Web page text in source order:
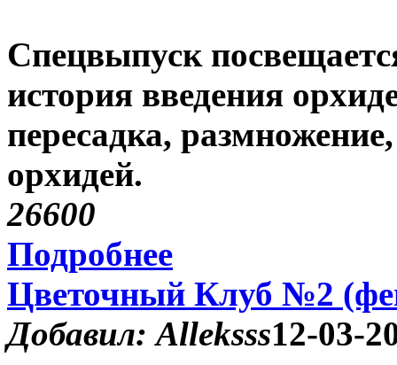
Спецвыпуск
история введения
пересадка,
орхидей.
26600
Подробнее
Цветочный Клуб №2
Добавил: Alleksss12-03-